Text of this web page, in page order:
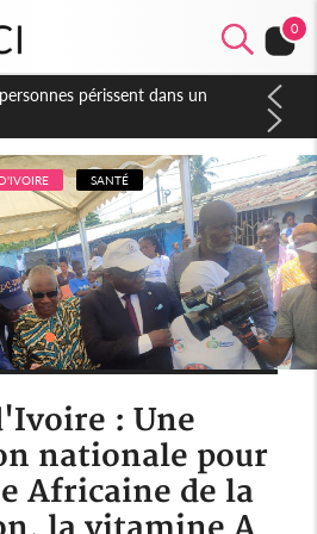
0
de la fête nationale
contre les produits
SANTÉ
: Une
nationale pour
Africaine de la